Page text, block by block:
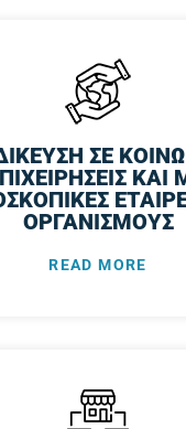
ΣΕ
ΚΑΙ
ΟΡΓΑΝΙΣΜΟΥΣ
READ MORE